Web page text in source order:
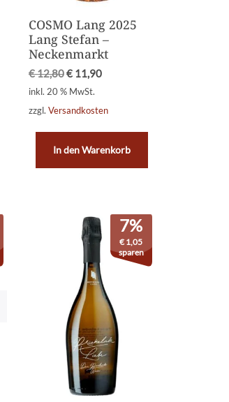
COSMO Lang 2025
Lang Stefan –
Neckenmarkt
€12,80€11,90
inkl. 20 % MwSt.
zzgl. Versandkosten
In den Warenkorb
7%
€1,05
sparen